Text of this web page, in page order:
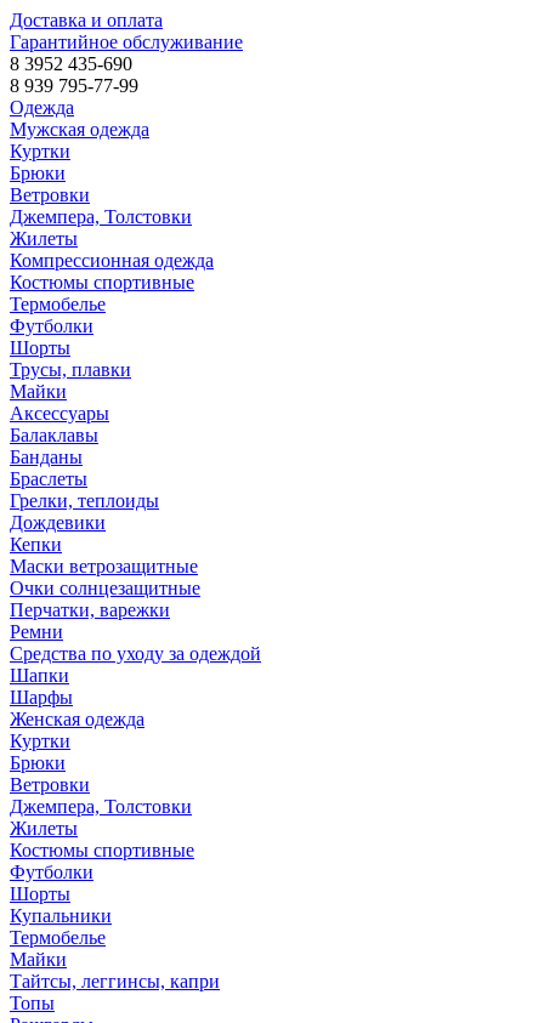
Доставка и оплата
Гарантийное обслуживание
8 3952 435-690
8 939 795-77-99
Одежда
Мужская одежда
Куртки
Брюки
Ветровки
Джемпера, Толстовки
Жилеты
Компрессионная одежда
Костюмы спортивные
Термобелье
Футболки
Шорты
Трусы, плавки
Майки
Аксессуары
Балаклавы
Банданы
Браслеты
Грелки, теплоиды
Дождевики
Кепки
Маски ветрозащитные
Очки солнцезащитные
Перчатки, варежки
Ремни
Средства по уходу за одеждой
Шапки
Шарфы
Женская одежда
Куртки
Брюки
Ветровки
Джемпера, Толстовки
Жилеты
Костюмы спортивные
Футболки
Шорты
Купальники
Термобелье
Майки
Тайтсы, леггинсы, капри
Топы